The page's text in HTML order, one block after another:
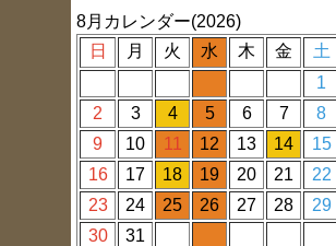
8月カレンダー(2026)
日
月 火 水 木 金
土
1
2
3 4 5 6 7
8
9
10 11 12 13 14
15
16
17 18 19 20 21
22
23
24 25 26 27 28
29
30
31